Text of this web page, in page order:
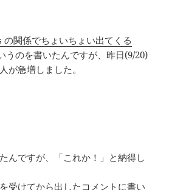
の関係でちょいちょい出てくる
うのを書いたんですが、昨日(9/20)
が急増しました。
んですが、「これか！」と納得し
受けてから出したコメントに書い